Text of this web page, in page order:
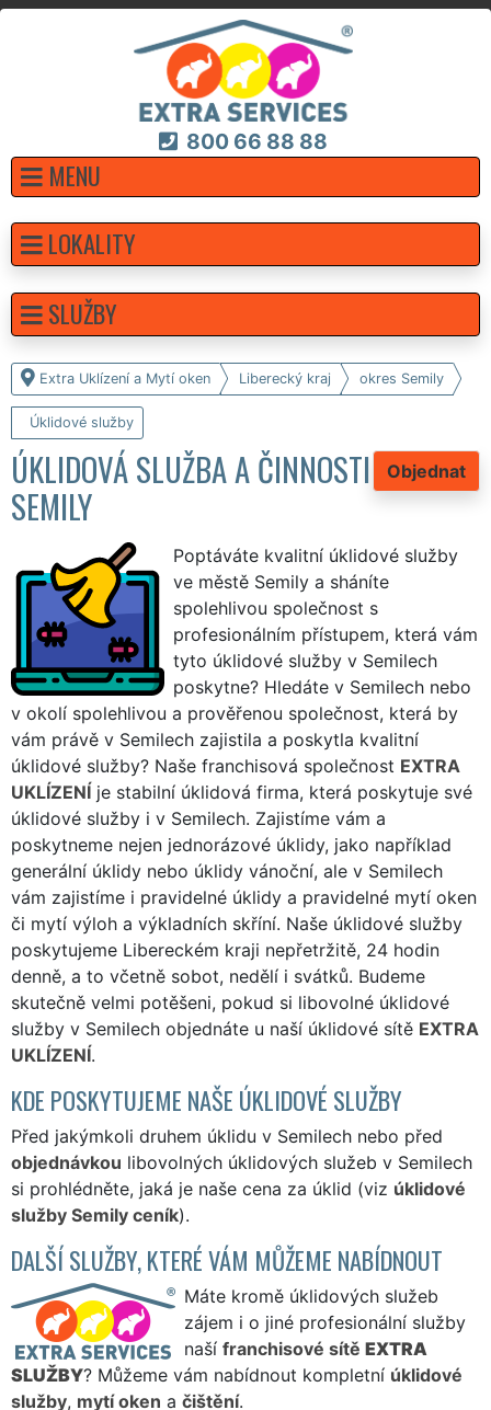
800 66 88 88
MENU
Extra Uklízení a Mytí oken Liberecký kraj okres Semily
Úklidové služby
Objednat
ÚKLIDOVÁ SLUŽBA A ČINNOSTI
SEMILY
Poptáváte kvalitní úklidové služby
ve městě Semily a sháníte
spolehlivou společnost s
profesionálním přístupem, která vám
tyto úklidové služby v Semilech
poskytne? Hledáte v Semilech nebo
v okolí spolehlivou a prověřenou společnost, která by
vám právě v Semilech zajistila a poskytla kvalitní
úklidové služby? Naše franchisová společnost EXTRA
UKLÍZENÍ je stabilní úklidová firma, která poskytuje své
úklidové služby i v Semilech. Zajistíme vám a
poskytneme nejen jednorázové úklidy, jako například
generální úklidy nebo úklidy vánoční, ale v Semilech
vám zajistíme i pravidelné úklidy a pravidelné mytí oken
či mytí výloh a výkladních skříní. Naše úklidové služby
poskytujeme Libereckém kraji nepřetržitě, 24 hodin
denně, a to včetně sobot, nedělí i svátků. Budeme
skutečně velmi potěšeni, pokud si libovolné úklidové
služby v Semilech objednáte u naší úklidové sítě EXTRA
UKLÍZENÍ.
KDE POSKYTUJEME NAŠE ÚKLIDOVÉ SLUŽBY
Před jakýmkoli druhem úklidu v Semilech nebo před
objednávkou libovolných úklidových služeb v Semilech
si prohlédněte, jaká je naše cena za úklid (viz úklidové
služby Semily ceník).
DALŠÍ SLUŽBY, KTERÉ VÁM MŮŽEME NABÍDNOUT
Máte kromě úklidových služeb
zájem i o jiné profesionální služby
naší franchisové sítě EXTRA
SLUŽBY? Můžeme vám nabídnout kompletní úklidové
služby, mytí oken a čištění.
LOKALITY
SLUŽBY